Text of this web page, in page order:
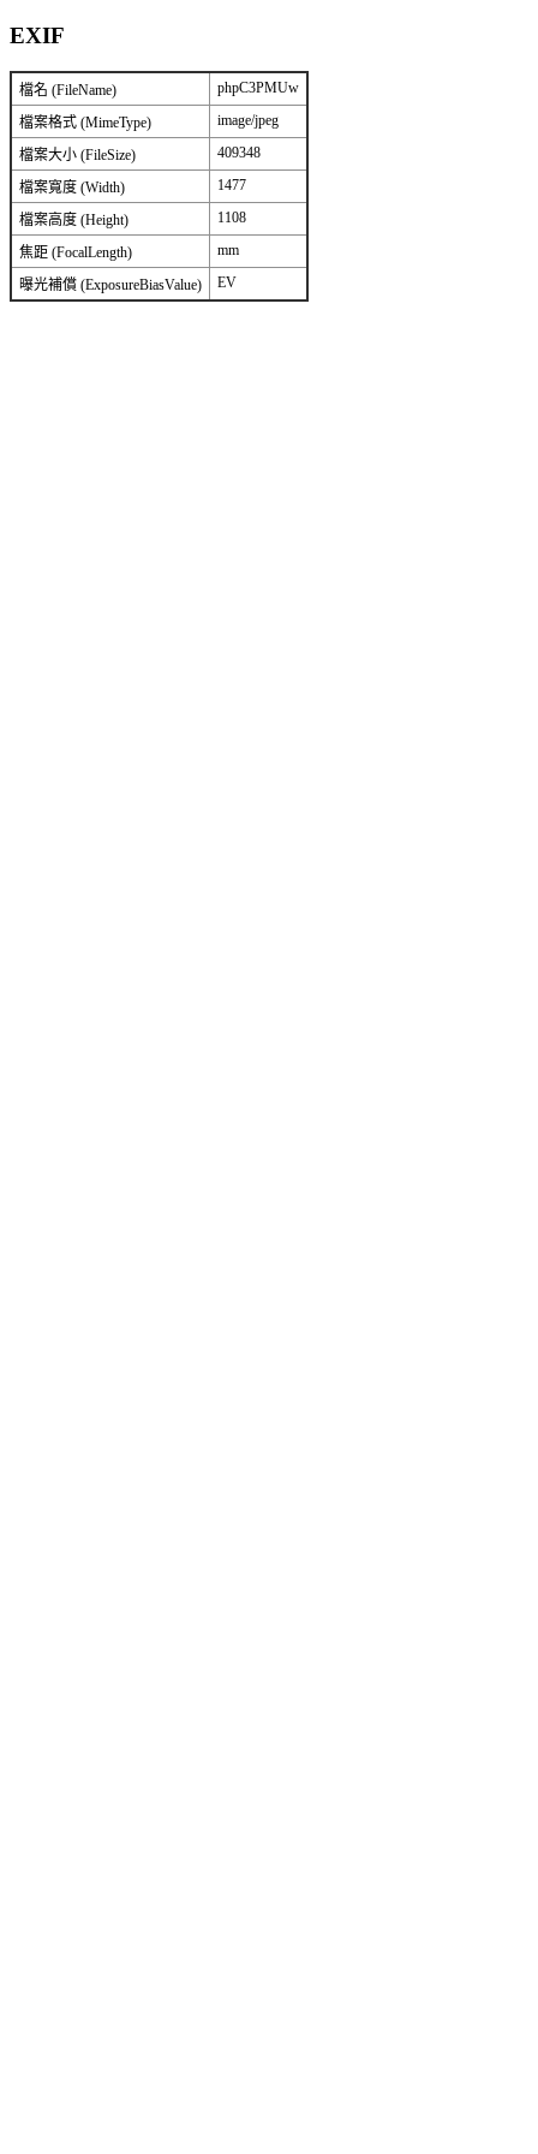
EXIF
檔名 (FileName) phpC3PMUw
檔案格式 (MimeType) image/jpeg
檔案大小 (FileSize) 409348
檔案寬度 (Width) 1477
檔案高度 (Height) 1108
焦距 (FocalLength) mm
曝光補償 (ExposureBiasValue) EV